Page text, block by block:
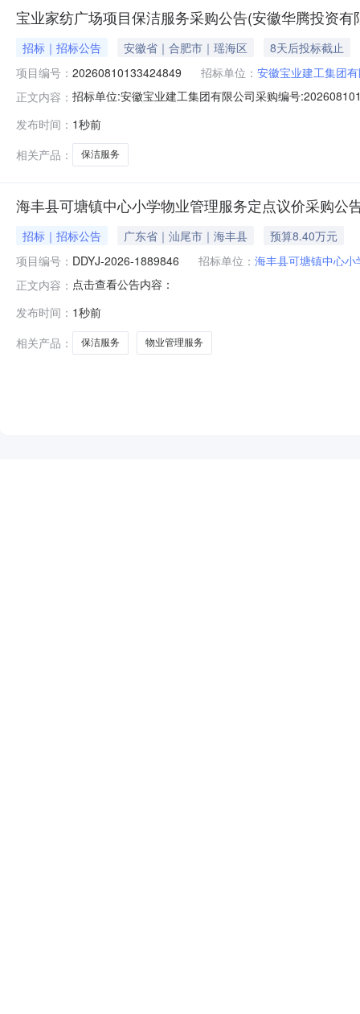
宝业家纺广场项目保洁服务采购公告(安徽华腾投资有
招标｜招标公告 安徽省｜合肥市｜瑶海区
8天后投标截止
项目编号： 20260810133424849 招标单位： 安徽宝业建工集团
正文内容： 招标单位:安徽宝业建工集团有限公司采购编号
及四楼空中花园等区域，包括但不限于门、窗、地面、
发布时间： 1秒前
相关产品：
保洁服务
海丰县可塘镇中心小学物业管理服务定点议价采购公
招标｜招标公告 广东省｜汕尾市｜海丰县
预算8.40万元
项目编号： DDYJ-2026-1889846 招标单位： 海丰县可塘镇中心小
正文内容： 点击查看公告内容：
发布时间： 1秒前
相关产品：
保洁服务 物业管理服务